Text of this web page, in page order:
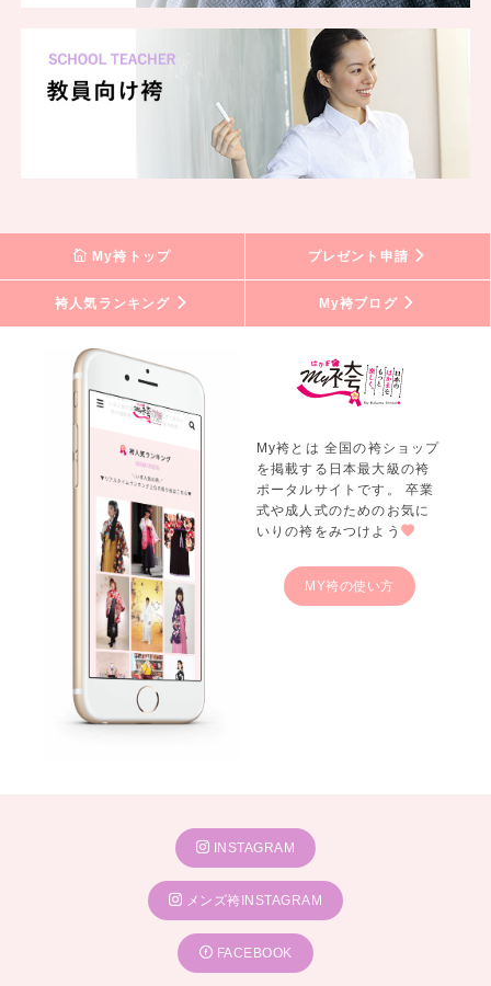
My袴トップ プレゼント申請
袴人気ランキング My袴ブログ
My袴とは 全国の袴ショップ
を掲載する日本最大級の袴
ポータルサイトです。 卒業
式や成人式のためのお気に
いりの袴をみつけよう
MY袴の使い方
INSTAGRAM
メンズ袴INSTAGRAM
FACEBOOK